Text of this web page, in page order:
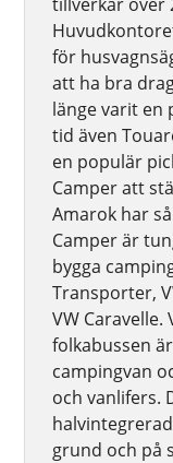
för
att ha bra
länge varit en
tid även
en populär
Camper att
Amarok har
Camper är
bygga
Transporter,
VW Caravelle.
folkabussen
campingvan
och vanlifers.
grund och på